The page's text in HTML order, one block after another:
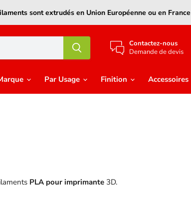
sont extrudés en Union Européenne ou en France
Contactez-nous
Demande de devis
Par Usage Finition Accessoires
PLA pour imprimante 3D.